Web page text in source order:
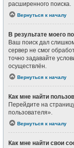
расширенного поиска.
Вернуться к началу
В результате моего
Ваш поиск дал
сервер не смог
точно задавайте
осуществлён.
Вернуться к началу
Как мне найти
Перейдите на
пользователя».
Вернуться к началу
Как мне найти свои